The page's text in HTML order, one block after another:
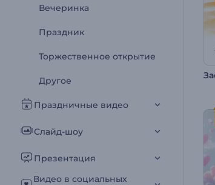
Вечеринка
Праздник
Торжественное открытие
Другое
Праздничные видео
Слайд-шоу
Презентация
Видео в социальных